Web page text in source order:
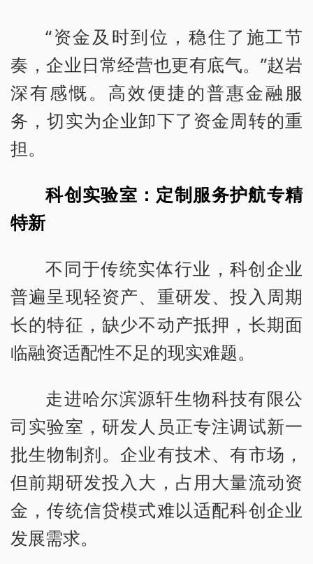
“资金及时到位，稳住了施工节
奏，企业日常经营也更有底气。”赵岩
深有感慨。高效便捷的普惠金融服
务，切实为企业卸下了资金周转的重
担。
科创实验室：定制服务护航专精
特新
不同于传统实体行业，科创企业
普遍呈现轻资产、重研发、投入周期
长的特征，缺少不动产抵押，长期面
临融资适配性不足的现实难题。
走进哈尔滨源轩生物科技有限公
司实验室，研发人员正专注调试新一
批生物制剂。企业有技术、有市场，
但前期研发投入大，占用大量流动资
金，传统信贷模式难以适配科创企业
发展需求。